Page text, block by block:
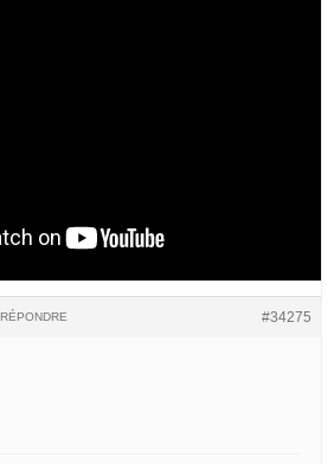
#34275
RÉPONDRE